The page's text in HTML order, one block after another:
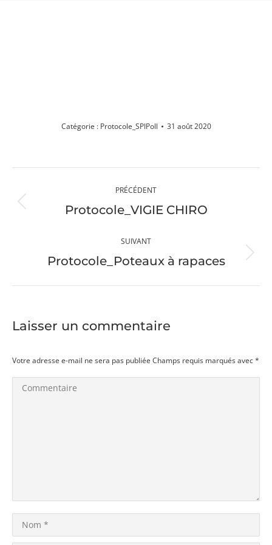
Catégorie : Protocole_SPIPoll 31 août 2020
album
PRÉCÉDENT
Album
:
Protocole_VIGIE CHIRO
SUIVANT
Album
:
Protocole_Poteaux à rapaces
Laisser un commentaire
Votre adresse e-mail ne sera pas publiée Champs requis marqués avec*
Commentaire
Nom *